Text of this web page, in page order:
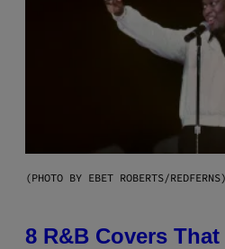
(PHOTO BY EBET ROBERTS/REDFERNS)
8 R&B Covers